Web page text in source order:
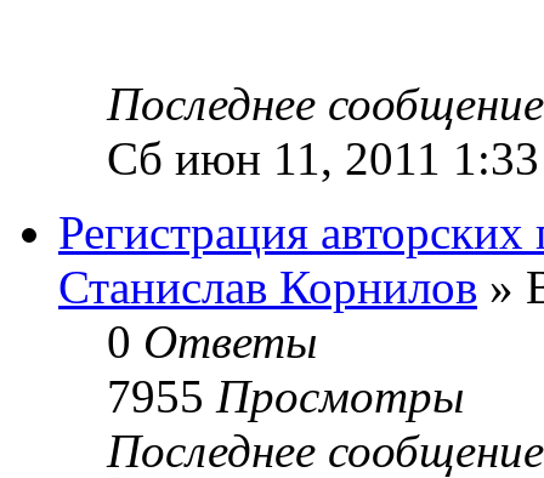
Последнее
Сб июн 11, 2011
Регистрация
Станислав Корнилов »
0 Ответы
7955 Просмотры
Последнее